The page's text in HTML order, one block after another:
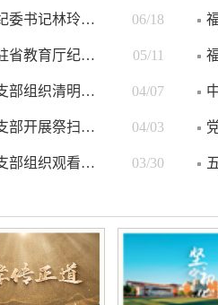
06/18
校党委委员、纪委书记林玲讲授树立和践...
05/11
我校纪委参加驻省教育厅纪检监察组组织...
04/07
纪委办公室党支部组织清明祭扫党日活动
04/03
纪委办公室党支部开展祭扫校史英烈主题活动
03/30
纪委办公室党支部组织观看情景党课《人...